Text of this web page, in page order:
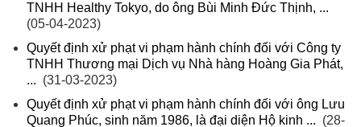
TNHH Healthy Tokyo, do ông Bùi Minh Đức Thịnh, ...
(05-04-2023)
Quyết định xử phạt vi phạm hành chính đối với Công ty
TNHH Thương mại Dịch vụ Nhà hàng Hoàng Gia Phát,
... (31-03-2023)
Quyết định xử phạt vi phạm hành chính đối với ông Lưu
Quang Phúc, sinh năm 1986, là đại diện Hộ kinh ... (28-